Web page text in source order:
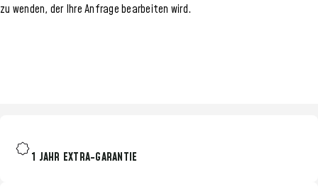
zu wenden, der Ihre Anfrage bearbeiten wird.
1 JAHR EXTRA-GARANTIE